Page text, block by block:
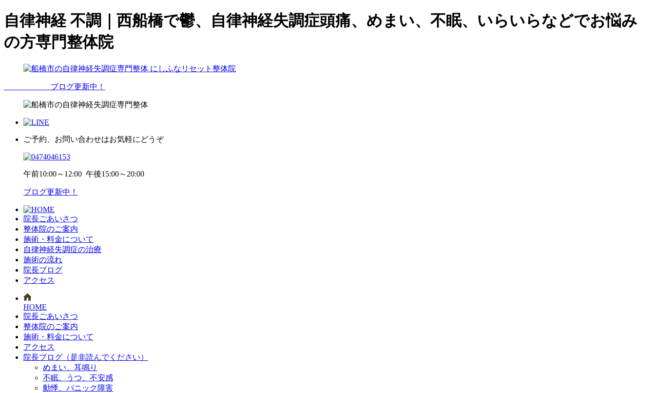
自律神経 不調｜西船橋で鬱、自律神経失調症頭痛、めまい、不眠、いらいらなどでお悩み
の方専門整体院
ブログ更新中！
ご予約、お問い合わせはお気軽にどうぞ
午前10:00～12:00 午後15:00～20:00
ブログ更新中！
院長ごあいさつ
整体院のご案内
施術・料金について
自律神経失調症の治療
施術の流れ
院長ブログ
アクセス
HOME
院長ごあいさつ
整体院のご案内
施術・料金について
アクセス
院長ブログ（是非読んでください）
めまい、耳鳴り
不眠、うつ、不安感
動悸、パニック障害